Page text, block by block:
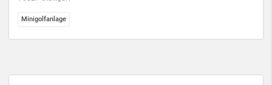
Minigolfanlage